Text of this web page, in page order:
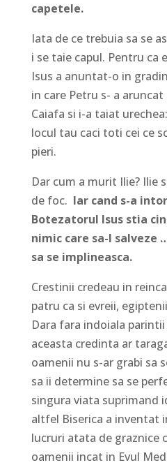
capetele.
Iata de ce trebuia sa se
i se taie capul. Pentru ca
Isus a anuntat-o in
in care Petru s- a
Caiafa si i-a taiat
locul tau caci toti cei ce
pieri.
Dar cum a murit Ilie? Ilie
de foc. Iar cand s-a
Botezatorul Isus stia
nimic care sa-l
sa se implineasca.
Crestinii credeau in
patru ca si evreii,
Dara fara indoiala
aceasta credinta ar
oamenii nu s-ar grabi sa
sa ii determine sa se
singura viata suprimand
altfel Biserica a inventat
lucruri atata de graznice
oamenii incat in Evul